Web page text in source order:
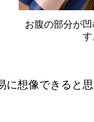
お腹の部分が
す
に想像できると